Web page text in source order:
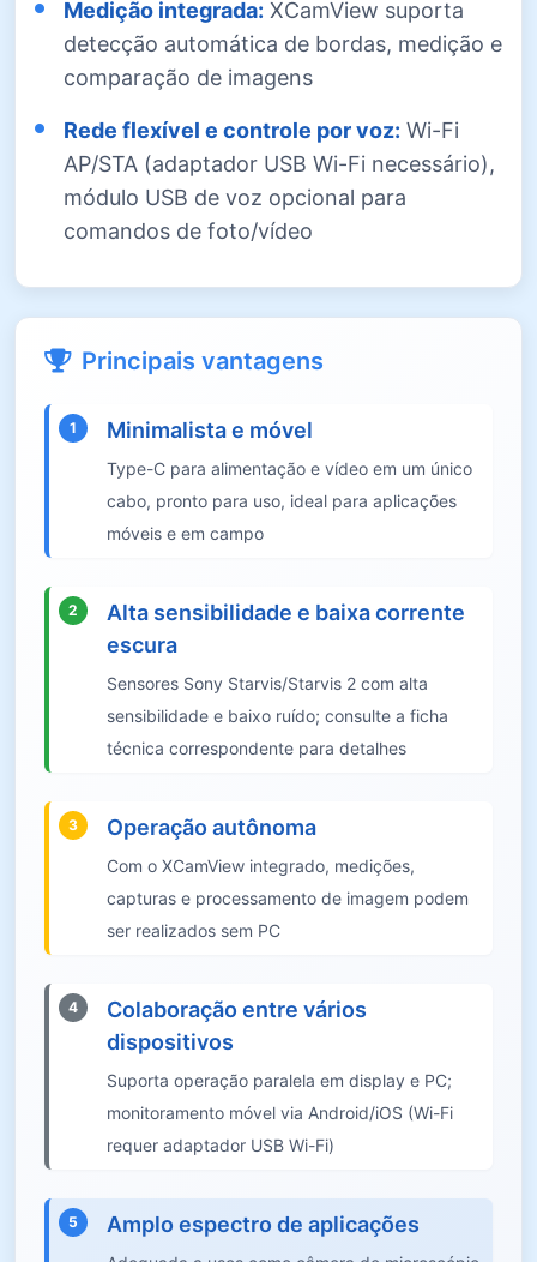
Medição integrada: XCamView suporta
detecção automática de bordas, medição e
comparação de imagens
Rede flexível e controle por voz: Wi-Fi
AP/STA (adaptador USB Wi-Fi necessário),
módulo USB de voz opcional para
comandos de foto/vídeo
Principais vantagens
1 Minimalista e móvel
Type-C para alimentação e vídeo em um único
cabo, pronto para uso, ideal para aplicações
móveis e em campo
2
Alta sensibilidade e baixa corrente
escura
Sensores Sony Starvis/Starvis 2 com alta
sensibilidade e baixo ruído; consulte a ficha
técnica correspondente para detalhes
3 Operação autônoma
Com o XCamView integrado, medições,
capturas e processamento de imagem podem
ser realizados sem PC
4
Colaboração entre vários
dispositivos
Suporta operação paralela em display e PC;
monitoramento móvel via Android/iOS (Wi-Fi
requer adaptador USB Wi-Fi)
5 Amplo espectro de aplicações